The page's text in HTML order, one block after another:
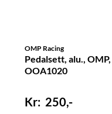
OMP Racing
Pedalsett, alu., OMP,
OOA1020
250,-